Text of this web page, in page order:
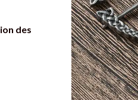
des